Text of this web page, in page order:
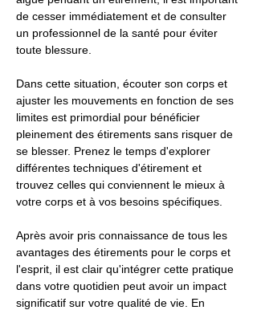
de cesser immédiatement et de consulter
un professionnel de la santé pour éviter
toute blessure.
Dans cette situation, écouter son corps et
ajuster les mouvements en fonction de ses
limites est primordial pour bénéficier
pleinement des étirements sans risquer de
se blesser. Prenez le temps d'explorer
différentes techniques d'étirement et
trouvez celles qui conviennent le mieux à
votre corps et à vos besoins spécifiques.
Après avoir pris connaissance de tous les
avantages des étirements pour le corps et
l'esprit, il est clair qu'intégrer cette pratique
dans votre quotidien peut avoir un impact
significatif sur votre qualité de vie. En